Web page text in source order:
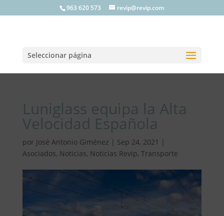
963 620 573 revip@revip.com
Seleccionar página
Luniglass equipa la Alta
Velocidad Española
por José Antonio Giménez | Sep 24, 2021 |
Asociados, Noticias, Noticias Revip, Transporte